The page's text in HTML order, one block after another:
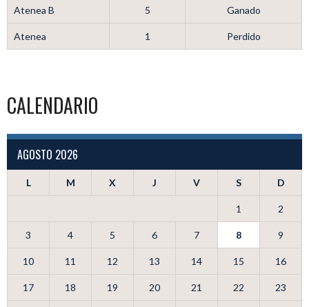
Atenea B 5 Ganado
Atenea 1 Perdido
CALENDARIO
AGOSTO 2026
L M X J V S D
1 2
3 4 5 6 7 8 9
10 11 12 13 14 15 16
17 18 19 20 21 22 23